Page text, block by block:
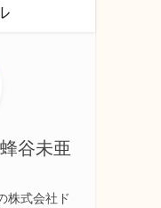
谷未亜
株式会社ド